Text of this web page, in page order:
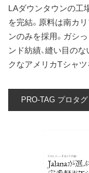
LAダウンタウンの工
を完結。原料は南カ
ンのみを採用。ガシ
ンド紡績、縫い目の
クなアメリカTシャツ
PRO-TAG プロタ